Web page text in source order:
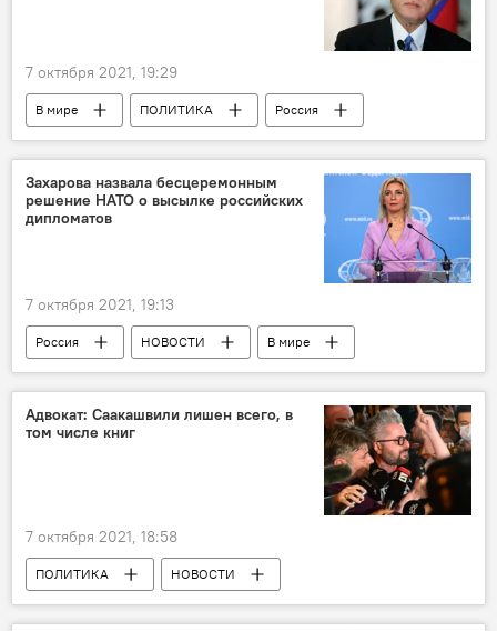
7 октября 2021, 19:29
В мире ПОЛИТИКА
Россия
Япония
Захарова назвала бесцеремонным
решение НАТО о высылке российских
дипломатов
7 октября 2021, 19:13
Россия НОВОСТИ
В мире
НАТО
Мария Захарова
Адвокат: Саакашвили лишен всего, в
том числе книг
7 октября 2021, 18:58
ПОЛИТИКА
НОВОСТИ
Михаил Саакашвили
Ника Гварамия